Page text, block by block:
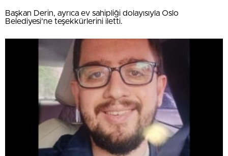
Başkan Derin, ayrıca ev sahipliği dolayısıyla Oslo
Belediyesi’ne teşekkürlerini iletti.